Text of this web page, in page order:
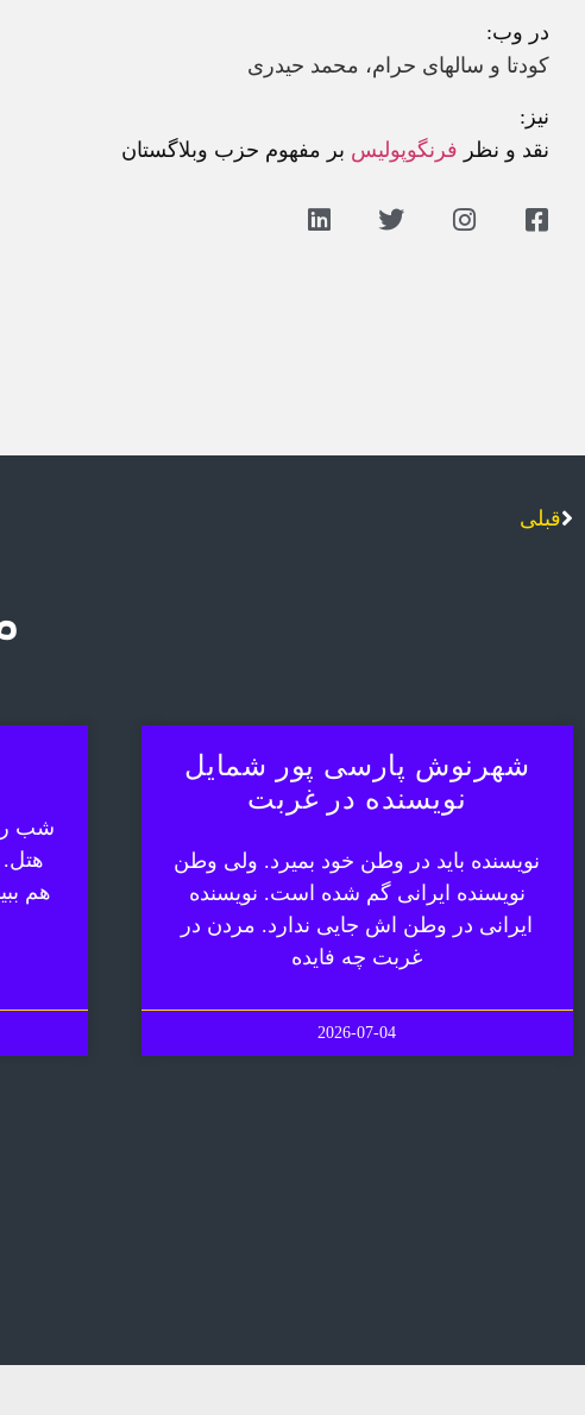
در وب:
کودتا و سالهای حرام، محمد حيدری
نيز:
نقد و نظر فرنگوپوليس بر مفهوم حزب وبلاگستان
قبلی
شهرنوش پارسی پور شمایل
نویسنده در غربت
نویسنده باید در وطن خود بمیرد. ولی وطن
نویسنده ایرانی گم شده است. نویسنده
ایرانی در وطن اش جایی ندارد. مردن در
غربت چه فایده
2026-07-04
شب
هتل.